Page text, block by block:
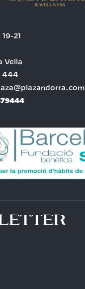
21
Vella
444